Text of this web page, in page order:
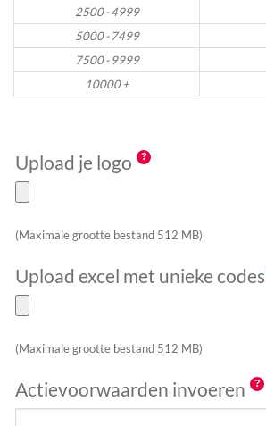
2500 - 4999
5000 - 7499
7500 - 9999
10000 +
Upload je logo
(Maximale grootte bestand 512 MB)
Upload excel met unieke codes
(Maximale grootte bestand 512 MB)
Actievoorwaarden invoeren